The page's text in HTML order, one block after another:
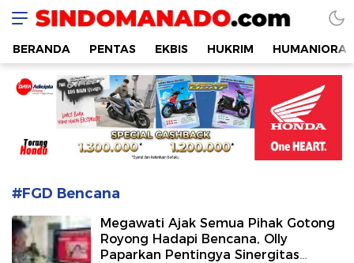
SINDOMANADO
Informatif dan Edukatif
BERANDA PENTAS EKBIS HUKRIM HUMANIORA
#FGD Bencana
Megawati Ajak Semua Pihak Gotong
Royong Hadapi Bencana, Olly
Paparkan Pentingya Sinergitas